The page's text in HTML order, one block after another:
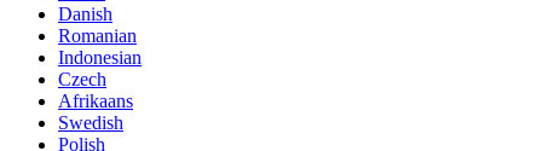
Danish
Romanian
Indonesian
Czech
Afrikaans
Swedish
Polish